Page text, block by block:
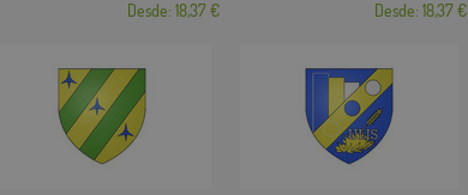
Desde: 18,37 € Desde: 18,37 €